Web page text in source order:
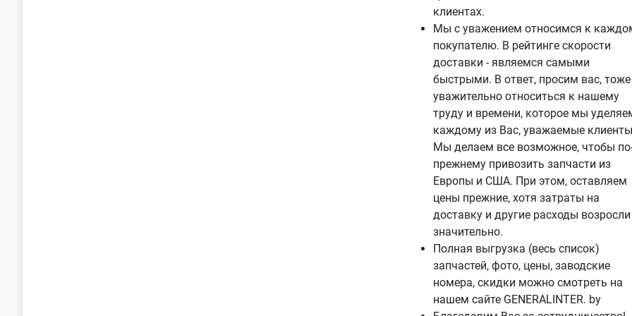
клиентах.
Мы с уважением относимся к
покупателю. В рейтинге скорости
доставки - являемся самыми
быстрыми. В ответ, просим вас, тоже
уважительно относиться к нашему
труду и времени, которое мы
каждому из Вас, уважаемые
Мы делаем все возможное, чтобы
прежнему привозить запчасти из
Европы и США. При этом, оставляем
цены прежние, хотя затраты на
доставку и другие расходы возросли
значительно.
Полная выгрузка (весь список)
запчастей, фото, цены, заводские
номера, скидки можно смотреть на
нашем сайте GENERALINTER. by